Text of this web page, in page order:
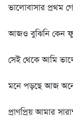
ভালোবাসার প্রথম
আজও বুঝিনি কেন
সেই থেকে আমি
মনে পড়ছে আজ
প্রাণপ্রিয় আমার